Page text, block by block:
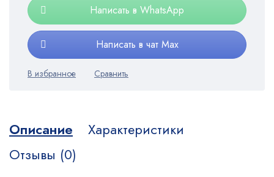
Написать в WhatsApp
Написать в чат Max
Описание
Характеристики
Отзывы (0)